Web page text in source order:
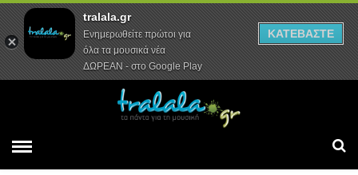
Αρχική Συνεντεύξεις Ρεπορτάζ
tralala.gr
Ενημερωθείτε πρώτοι για
όλα τα μουσικά νέα
ΔΩΡΕΑΝ - στο Google Play
ΚΑΤΕΒΑΣΤΕ